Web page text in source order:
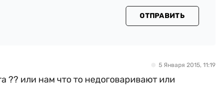
ОТПРАВИТЬ
5 Января 2015, 11:19
?? или нам что то недоговаривают или